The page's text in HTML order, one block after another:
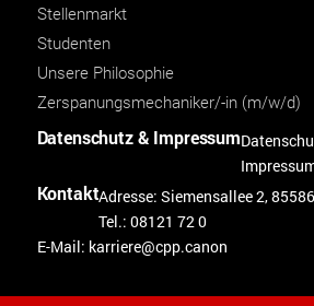
Stellenmarkt
Studenten
Unsere Philosophie
Zerspanungsmechaniker/-in (m/w/d)
Datenschutz & Impressum
KontaktAdresse: Siemensallee 2,
Tel.: 08121 72 0
E-Mail: karriere@cpp.canon